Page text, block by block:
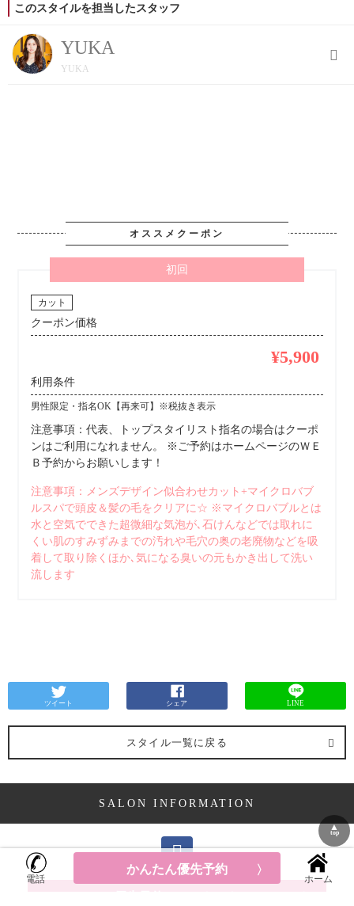
このスタイルを担当したスタッフ
YUKA
YUKA
オススメクーポン
初回
カット
クーポン価格
¥5,900
利用条件
男性限定・指名OK【再来可】※税抜き表示
注意事項：代表、トップスタイリスト指名の場合はクーポ
ンはご利用になれません。 ※ご予約はホームページのＷＥ
Ｂ予約からお願いします！
注意事項：メンズデザイン似合わせカット+マイクロバブ
ルスパで頭皮＆髪の毛をクリアに☆ ※マイクロバブルとは
水と空気でできた超微細な気泡が､石けんなどでは取れに
くい肌のすみずみまでの汚れや毛穴の奥の老廃物などを吸
着して取り除くほか､気になる臭いの元もかき出して洗い
流します
ツイート シェア LINE
スタイル一覧に戻る
SALON INFORMATION
▲
top
電話
かんたん優先予約
ホーム